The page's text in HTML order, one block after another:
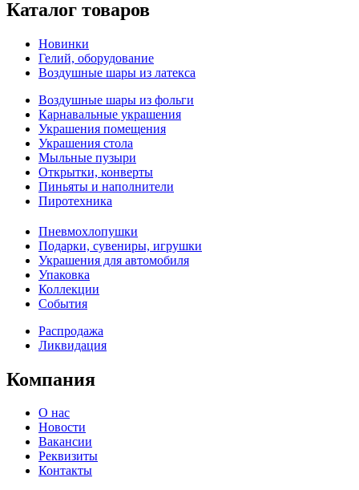
Каталог товаров
Новинки
Гелий, оборудование
Воздушные шары из латекса
Воздушные шары из фольги
Карнавальные украшения
Украшения помещения
Украшения стола
Мыльные пузыри
Открытки, конверты
Пиньяты и наполнители
Пиротехника
Пневмохлопушки
Подарки, сувениры, игрушки
Украшения для автомобиля
Упаковка
Коллекции
События
Распродажа
Ликвидация
Компания
О нас
Новости
Вакансии
Реквизиты
Контакты